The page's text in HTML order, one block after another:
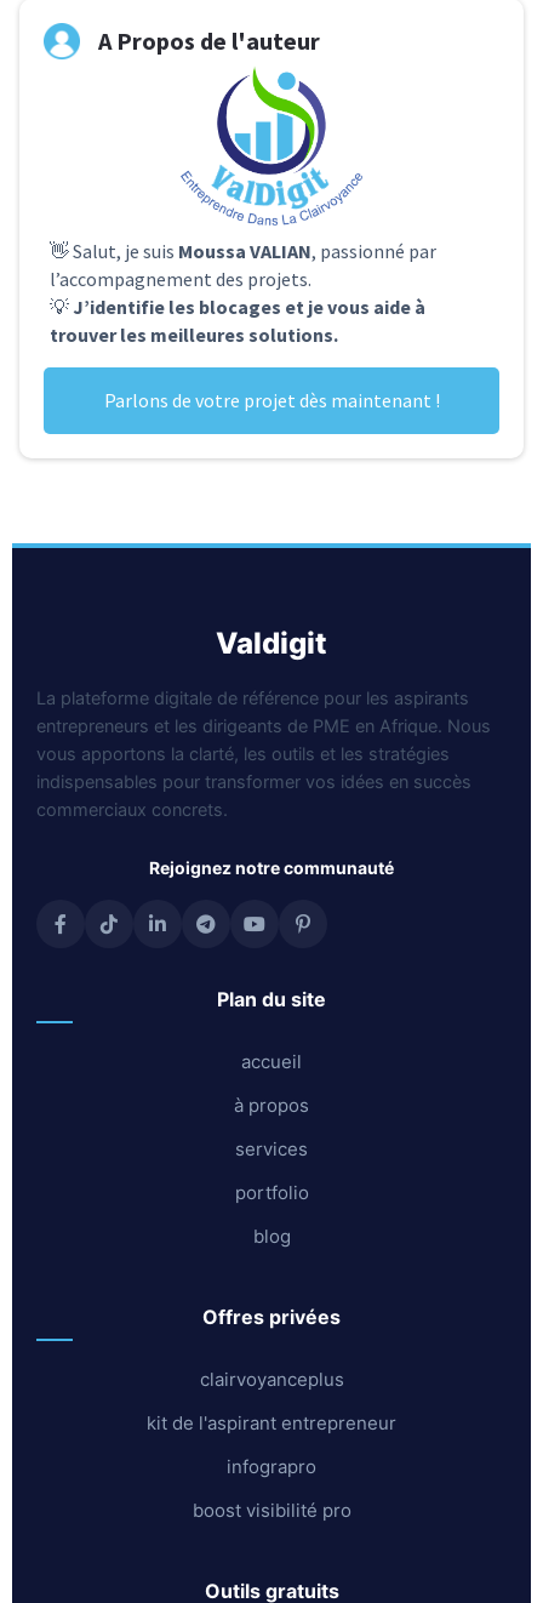
A Propos de l'auteur
👋 Salut, je suis Moussa VALIAN, passionné par
l’accompagnement des projets.
💡 J’identifie les blocages et je vous aide à
trouver les meilleures solutions.
Parlons de votre projet dès maintenant !
valdigit
La plateforme digitale de référence pour les aspirants
entrepreneurs et les dirigeants de PME en Afrique. Nous
vous apportons la clarté, les outils et les stratégies
indispensables pour transformer vos idées en succès
commerciaux concrets.
rejoignez notre communauté
plan du site
accueil
à propos
services
portfolio
blog
offres privées
clairvoyanceplus
kit de l'aspirant entrepreneur
infograpro
boost visibilité pro
outils gratuits